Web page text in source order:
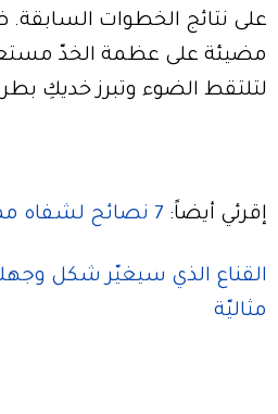
على نتائج الخطوات السابقة.
مضيئة على عظمة الخدّ
لتلتقط الضوء وتبرز خديكِ
إقرئي أيضاً: 7 نصائح لشفاه ممتلئة وجذابة
القناع الذي سيغيّر شكل
مثاليّة